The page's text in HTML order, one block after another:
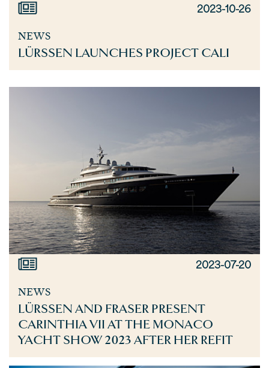
2023-10-26
NEWS
LÜRSSEN LAUNCHES PROJECT CALI
2023-07-20
NEWS
LÜRSSEN AND FRASER PRESENT
CARINTHIA VII AT THE MONACO
YACHT SHOW 2023 AFTER HER REFIT